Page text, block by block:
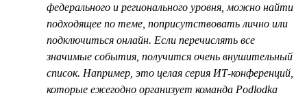
федерального и регионального уровня, можно найти
подходящее по теме, поприсутствовать лично или
подключиться онлайн. Если перечислять все
значимые события, получится очень внушительный
список. Например, это целая серия ИТ-конференций,
которые ежегодно организует команда Podlodka